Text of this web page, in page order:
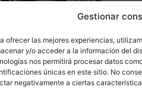
Gestionar
ofrecer las mejores experiencias,
y/o acceder a la información del
nos permitirá procesar datos
únicas en este sitio. No
negativamente a ciertas